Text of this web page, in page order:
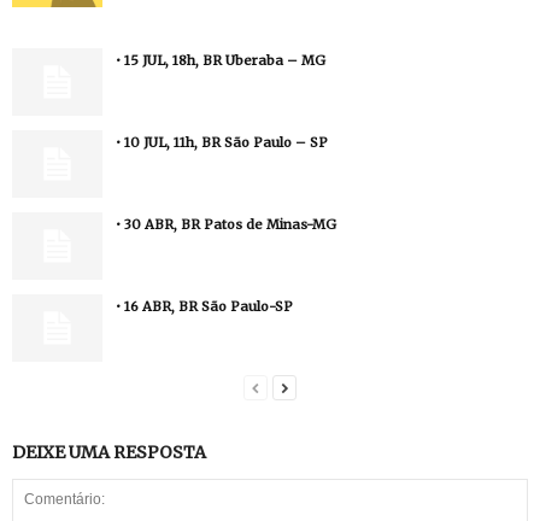
• 15 JUL, 18h, BR Uberaba – MG
• 10 JUL, 11h, BR São Paulo – SP
• 30 ABR, BR Patos de Minas-MG
• 16 ABR, BR São Paulo-SP
DEIXE UMA RESPOSTA